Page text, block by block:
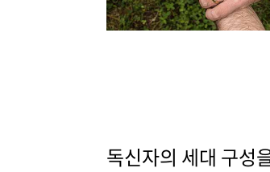
독신자의 세대 구성